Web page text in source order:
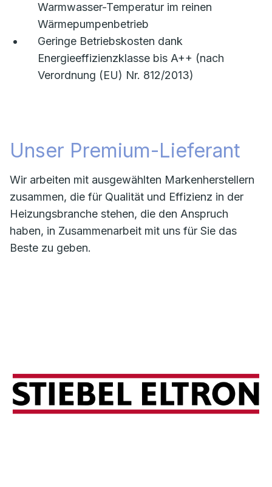
Warmwasser-Temperatur im reinen
Wärmepumpenbetrieb
Geringe Betriebskosten dank
Energieeffizienzklasse bis A++ (nach
Verordnung (EU) Nr. 812/2013)
Unser Premium-Lieferant
Wir arbeiten mit ausgewählten Markenherstellern
zusammen, die für Qualität und Effizienz in der
Heizungsbranche stehen, die den Anspruch
haben, in Zusammenarbeit mit uns für Sie das
Beste zu geben.